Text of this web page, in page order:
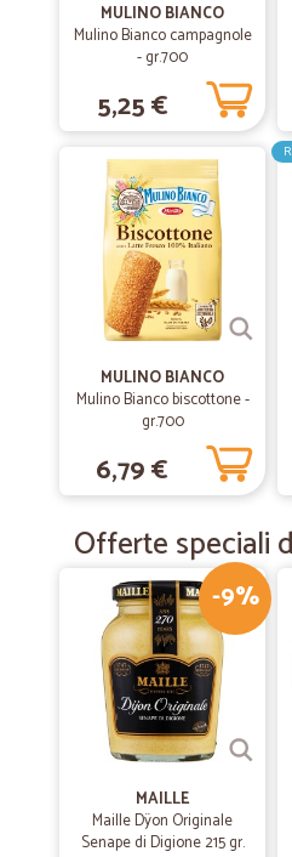
Preciso e puntuale
Preciso e puntuale
Angelo maria R.
Sempre perfetti grazie mille
Sempre perfetti grazie mille di tutto
MULINO BIANCO
Mulino Bianco campagnole
- gr.700
5,25 €
MULINO BIANCO
Mulino Bianco biscottone -
gr.700
6,79 €
Offerte speciali
-9%
MAILLE
Maille Dÿon Originale
Senape di Digione 215 gr.